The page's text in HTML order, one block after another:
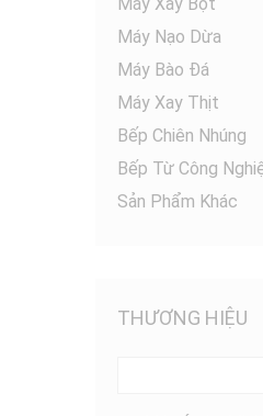
Máy Nạo Dừa
Máy Bào Đá
Máy Xay Thịt
Bếp Chiên Nhúng
Bếp Từ Công
Sản Phẩm Khác
THƯƠNG HIỆU